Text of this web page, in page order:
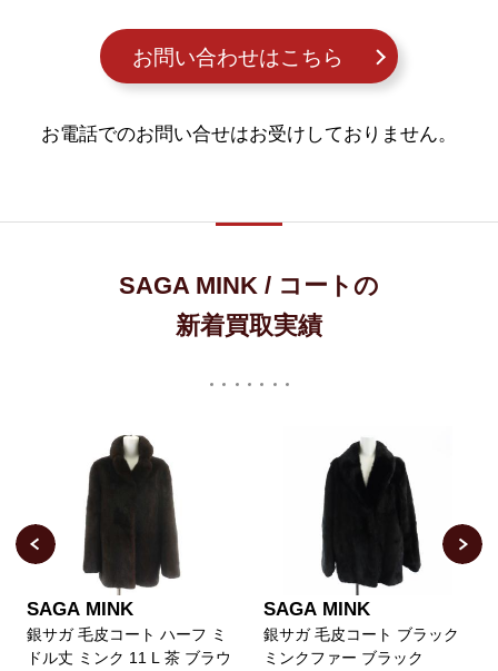
お問い合わせはこちら
お電話でのお問い合せはお受けしておりません。
SAGA MINK / コートの
新着買取実績
SAGA MINK
銀サガ 毛皮コート ハーフ ミ
ドル丈 ミンク 11 L 茶 ブラウ
SAGA MINK
銀サガ 毛皮コート ブラック
ミンクファー ブラック